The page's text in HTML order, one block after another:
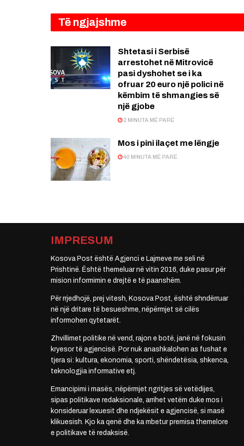
Të ngjajshme
Shtetasi i Serbisë
arrestohet në Mitrovicë
pasi dyshohet se i ka
ofruar 20 euro një polici në
këmbim të shmangies së
një gjobe
2 MINUTA MË PARË
Mos i pini ilaçet me lëngje
40 MINUTA MË PARË
IMPRESUM
Kosova Post është Agjenci e Lajmeve me seli në
Prishtinë. Është themeluar në vitin 2016, duke pasur për
mision informimin e drejtë e të paanshëm.
Për rrjedhojë, prej vitesh, Kosova Post, është shndërruar
në një dritare të besueshme, nëpërmjet së cilës
informohen qytetarët.
Zhvillimet politike në vend, rajon e botë, janë në fokusin
kryesor të agjencisë. Por nuk anashkalohen as fushat e
tjera si: kultura, ekonomia, sporti, shëndetësia, shkenca,
teknologjia informative etj.
Emancipimi i masës, nëpërmjet ngritjes së vetëdijes,
sipas politikave redaksionale, arrihet vetëm duke mos i
konsideruar lexuesit dhe ndjekësit e agjencisë, si masë
klikuesish. Kjo ka qenë dhe ka mbetur premisa themelore
e politikave të redaksisë.